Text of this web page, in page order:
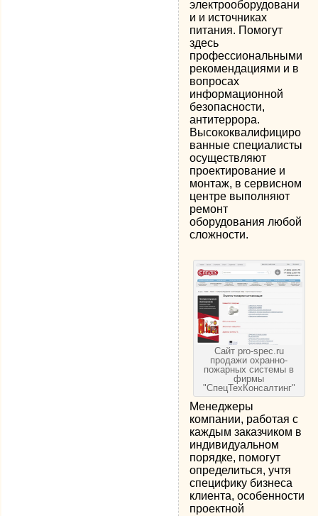
электрооборудовани
и и источниках
питания. Помогут
здесь
профессиональными
рекомендациями и в
вопросах
информационной
безопасности,
антитеррора.
Высококвалифициро
ванные специалисты
осуществляют
проектирование и
монтаж, в сервисном
центре выполняют
ремонт
оборудования любой
сложности.
Сайт pro-spec.ru
продажи охранно-
пожарных системы в
фирмы
"СпецТехКонсалтинг"
Менеджеры
компании, работая с
каждым заказчиком в
индивидуальном
порядке, помогут
определиться, учтя
специфику бизнеса
клиента, особенности
проектной